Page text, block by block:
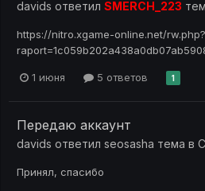
davids ответил SMERCH_223
https://nitro.xgame-online.net/rw.php?
1 июня 5 ответов 1
Передаю аккаунт
davids ответил seosasha тема в
Принял, спасибо